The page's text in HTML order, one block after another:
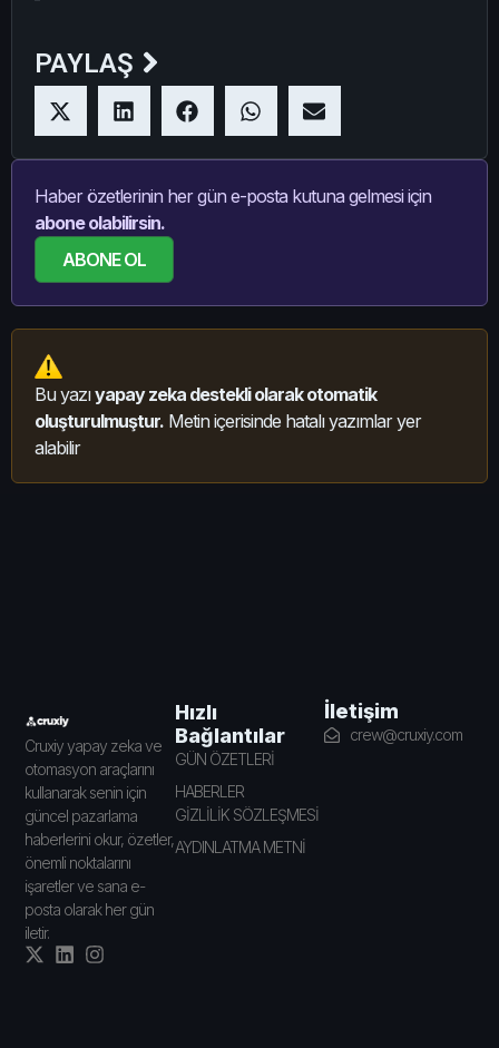
PAYLAŞ
Haber özetlerinin her gün e-posta kutuna gelmesi için
abone olabilirsin.
ABONE OL
Bu yazıyapay zeka destekli olarak otomatik
oluşturulmuştur. Metin içerisinde hatalı yazımlar yer
alabilir
Cruxiy yapay zeka ve
otomasyon araçlarını
kullanarak senin için
güncel pazarlama
haberlerini okur, özetler,
önemli noktalarını
işaretler ve sana e-
posta olarak her gün
iletir.
Hızlı
Bağlantılar
GÜN ÖZETLERİ
HABERLER
GİZLİLİK SÖZLEŞMESİ
AYDINLATMA METNİ
İletişim
crew@cruxiy.com